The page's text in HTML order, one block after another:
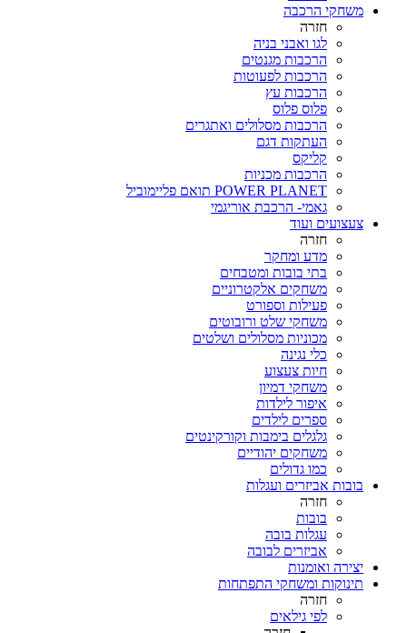
משחקי הרכבה
חזרה
לגו ואבני בניה
הרכבות מגנטים
הרכבות לפעוטות
הרכבות עץ
פלוס פלוס
הרכבות מסלולים ואתגרים
העתקות דגם
קליקס
הרכבות מכניות
POWER PLANET תואם פליימוביל
גאמי- הרכבת אוריגמי
צעצועים ועוד
חזרה
מדע ומחקר
בתי בובות ומטבחים
משחקים אלקטרוניים
פעילות וספורט
משחקי שלט ורובוטים
מכוניות מסלולים ושלטים
כלי נגינה
חיות צעצוע
משחקי דמיון
איפור לילדות
ספרים לילדים
גלגלים בימבות וקורקינטים
משחקים יהודיים
כמו גדולים
בובות אביזרים ועגלות
חזרה
בובות
עגלות בובה
אביזרים לבובה
יצירה ואומנות
תינוקות ומשחקי התפתחות
חזרה
לפי גילאים